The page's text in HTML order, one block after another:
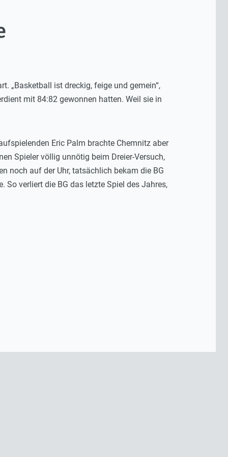
„Basketball ist dreckig, feige und gemein“,
mit 84:82 gewonnen hatten. Weil sie in
Eric Palm brachte Chemnitz aber
Spieler völlig unnötig beim Dreier-Versuch,
noch auf der Uhr, tatsächlich bekam die BG
So verliert die BG das letzte Spiel des Jahres,